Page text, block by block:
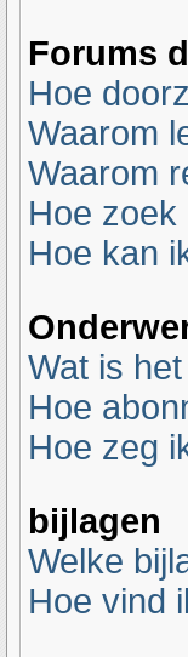
Forums
Hoe
Waarom
Waarom
Hoe zoek
Hoe kan
Wat is
Hoe
Hoe zeg
bijlagen
Welke
Hoe vind